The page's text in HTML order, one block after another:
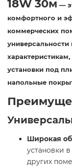
18W 30м —
комфортного и
коммерческих
установки под
напольные
Широкая
установки
других